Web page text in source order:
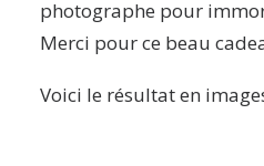
photographe pour
Merci pour ce beau
Voici le résultat en